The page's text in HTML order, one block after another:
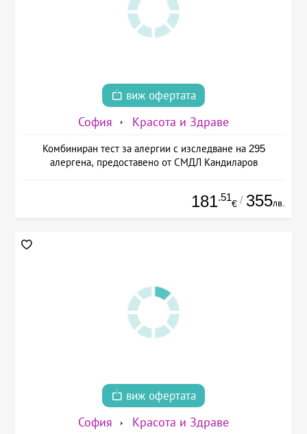
виж офертата
София Красота и Здраве
Комбиниран тест за алергии с изследване на 295
алергена, предоставено от СМДЛ Кандиларов
181.51
€ / 355лв.
виж офертата
София Красота и Здраве